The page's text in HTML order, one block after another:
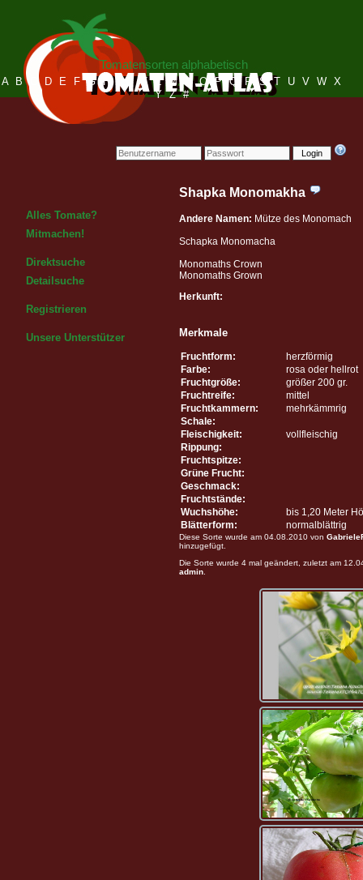
Login
Tomatensorten alphabetisch
A B C D E F G H I J K L M N O P Q R S T U V W X
Y Z #
Alles Tomate?
Mitmachen!
Direktsuche
Detailsuche
Registrieren
Unsere Unterstützer
Shapka Monomakha
Andere Namen: Mütze des Monomach
Schapka Monomacha
Monomaths Crown
Monomaths Grown
Herkunft:
Merkmale
Fruchtform:
herzförmig
Farbe:
rosa oder hellrot
Fruchtgröße:
größer 200 gr.
Fruchtreife:
mittel
Fruchtkammern:
mehrkämmrig
Schale:
Fleischigkeit:
vollfleischig
Rippung:
Fruchtspitze:
Grüne Frucht:
Geschmack:
Fruchtstände:
Wuchshöhe:
bis 1,20 Meter
Blätterform:
normalblättrig
Diese Sorte wurde am 04.08.2010 von
hinzugefügt.
Die Sorte wurde 4 mal geändert, zuletzt am
admin